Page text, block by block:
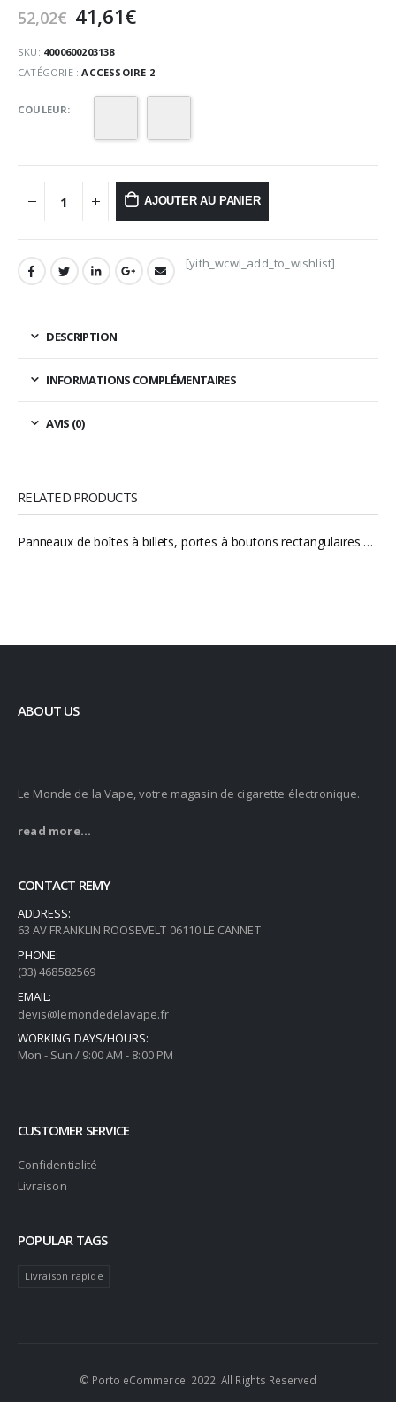
52,02€ Le
prix
initial
était :
52,02€.
41,61€Le
est :
41,61€.
SKU: 4000600203138
CATÉGORIE :ACCESSOIRE 2
COULEUR
AJOUTER AU PANIER
[yith_wcwl_add_to_wishlist]
DESCRIPTION
INFORMATIONS COMPLÉMENTAIRES
AVIS (0)
RELATED PRODUCTS
Panneaux de boîtes à billets, portes à boutons rectangulaires givrées pour box à billets v4 BB mod
ABOUT US
Le Monde de la Vape, votre magasin de cigarette électronique.
read more...
CONTACT REMY
ADDRESS:
63 AV FRANKLIN ROOSEVELT 06110 LE CANNET
PHONE:
(33) 468582569
EMAIL:
devis@lemondedelavape.fr
WORKING DAYS/HOURS:
Mon - Sun / 9:00 AM - 8:00 PM
CUSTOMER SERVICE
Confidentialité
Livraison
POPULAR TAGS
Livraison rapide
© Porto eCommerce. 2022. All Rights Reserved